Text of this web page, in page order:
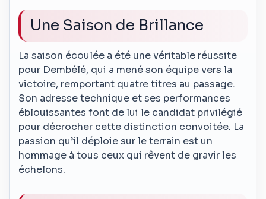
Une Saison de Brillance
La saison écoulée a été une véritable réussite
pour Dembélé, qui a mené son équipe vers la
victoire, remportant quatre titres au passage.
Son adresse technique et ses performances
éblouissantes font de lui le candidat privilégié
pour décrocher cette distinction convoitée. La
passion qu’il déploie sur le terrain est un
hommage à tous ceux qui rêvent de gravir les
échelons.